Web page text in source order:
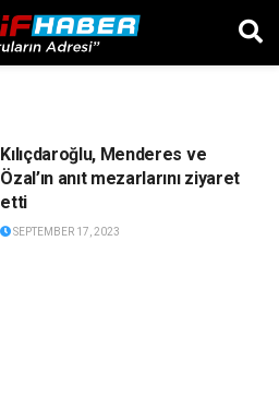
Kılıçdaroğlu, Menderes ve
Özal’ın anıt mezarlarını ziyaret
etti
SEPTEMBER 17, 2023